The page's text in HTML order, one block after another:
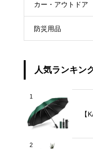
カー・アウトドア
防災用品
人気ランキン
1
【
2